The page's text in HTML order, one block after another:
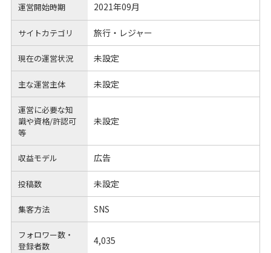
運営開始時期 2021年09月
サイトカテゴリ 旅行・レジャー
現在の運営状況 未設定
主な運営主体 未設定
運営に必要な知
識や資格/許認可
等
未設定
収益モデル 広告
投稿数 未設定
集客方法 SNS
フォロワー数・
登録者数
4,035